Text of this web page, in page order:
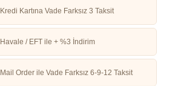
Kredi Kartına Vade Farksız 3 Taksit
Havale / EFT ile + %3 İndirim
Mail Order ile Vade Farksız 6-9-12 Taksit